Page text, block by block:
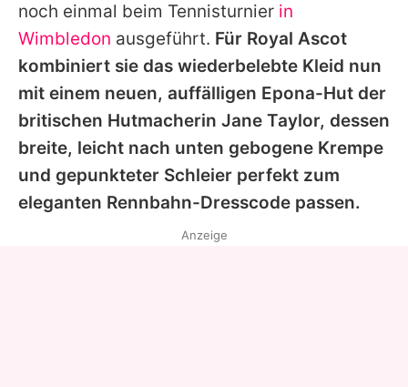
noch einmal beim Tennisturnier in
Wimbledon ausgeführt. Für Royal Ascot
kombiniert sie das wiederbelebte Kleid nun
mit einem neuen, auffälligen Epona-Hut der
britischen Hutmacherin Jane Taylor, dessen
breite, leicht nach unten gebogene Krempe
und gepunkteter Schleier perfekt zum
eleganten Rennbahn-Dresscode passen.
Anzeige